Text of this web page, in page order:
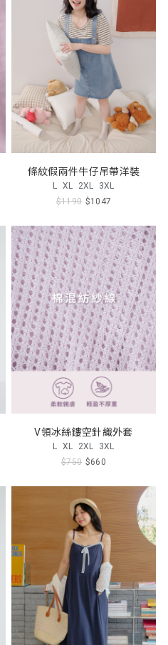
條紋假兩件牛仔吊帶洋裝
L XL 2XL 3XL
$1190 $1047
V領冰絲鏤空針織外套
L XL 2XL 3XL
$750 $660